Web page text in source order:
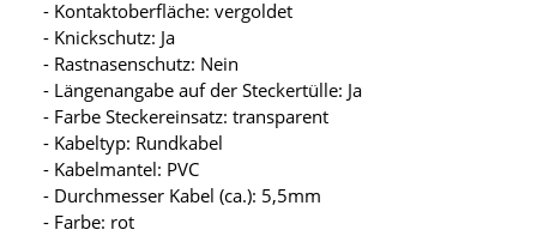
- Kontaktoberfläche: vergoldet
- Knickschutz: Ja
- Rastnasenschutz: Nein
- Längenangabe auf der Steckertülle: Ja
- Farbe Steckereinsatz: transparent
- Kabeltyp: Rundkabel
- Kabelmantel: PVC
- Durchmesser Kabel (ca.): 5,5mm
- Farbe: rot